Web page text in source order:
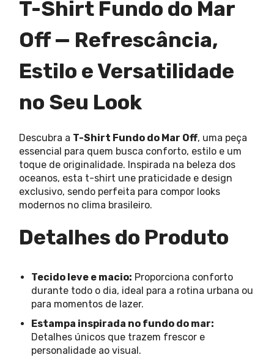
T-Shirt Fundo do Mar
Off — Refrescância,
Estilo e Versatilidade
no Seu Look
Descubra a T-Shirt Fundo do Mar Off, uma peça
essencial para quem busca conforto, estilo e um
toque de originalidade. Inspirada na beleza dos
oceanos, esta t-shirt une praticidade e design
exclusivo, sendo perfeita para compor looks
modernos no clima brasileiro.
Detalhes do Produto
Tecido leve e macio: Proporciona conforto
durante todo o dia, ideal para a rotina urbana ou
para momentos de lazer.
Estampa inspirada no fundo do mar:
Detalhes únicos que trazem frescor e
personalidade ao visual.